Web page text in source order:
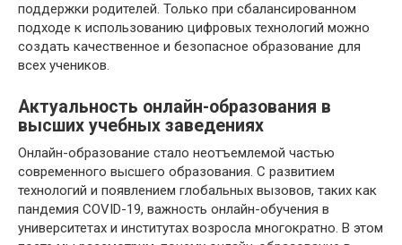
поддержки родителей. Только при сбалансированном
подходе к использованию цифровых технологий можно
создать качественное и безопасное образование для
всех учеников.
Актуальность онлайн-образования в
высших учебных заведениях
Онлайн-образование стало неотъемлемой частью
современного высшего образования. С развитием
технологий и появлением глобальных вызовов, таких как
пандемия COVID-19, важность онлайн-обучения в
университетах и институтах возросла многократно. В этом